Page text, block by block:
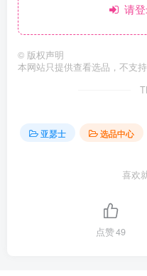
请登
© 版权声明
本网站只提供查看选品，不支持
亚瑟士 选品中心
喜欢
点赞49